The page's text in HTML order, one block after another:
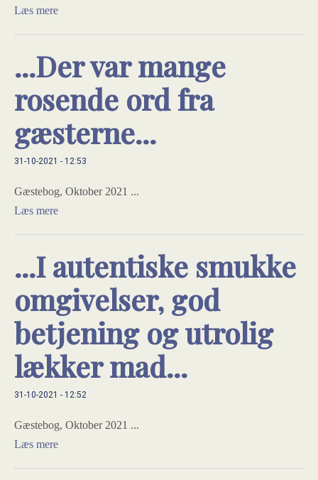
Læs mere
...Der var mange
rosende ord fra
gæsterne...
31-10-2021 - 12:53
Gæstebog, Oktober 2021 ...
Læs mere
...I autentiske smukke
omgivelser, god
betjening og utrolig
lækker mad...
31-10-2021 - 12:52
Gæstebog, Oktober 2021 ...
Læs mere